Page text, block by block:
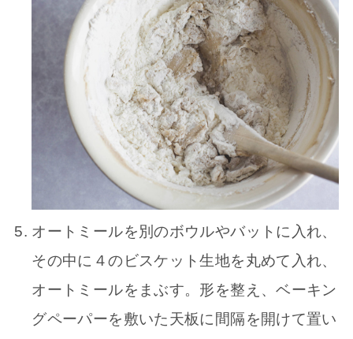
オートミールを別のボウルやバットに入れ、
その中に４のビスケット生地を丸めて入れ、
オートミールをまぶす。形を整え、ベーキン
グペーパーを敷いた天板に間隔を開けて置い